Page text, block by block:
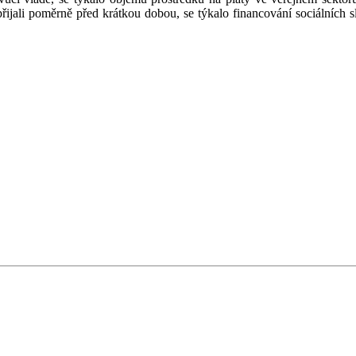
poměrně před krátkou dobou, se týkalo financování